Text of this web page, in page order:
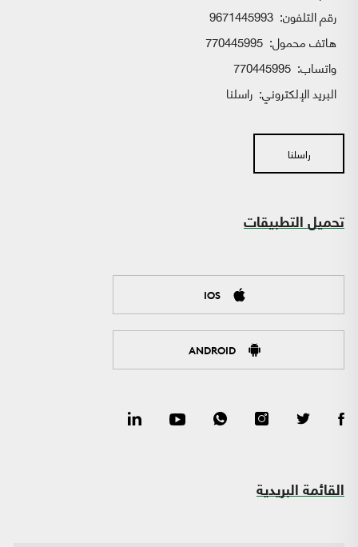
رقم التلفون: 9671445993
هاتف محمول: 770445995
واتساب:
البريد الإلكتروني: راسلنا
راسلنا
تحميل التطبيقات
IOS
ANDROID
القائمة البريدية